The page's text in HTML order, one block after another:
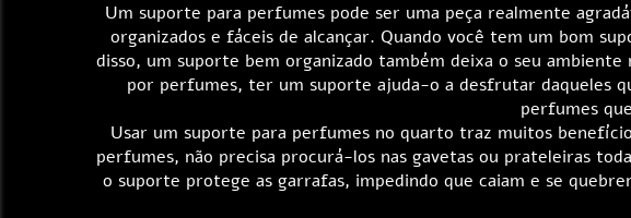
Um suporte para perfumes pode ser uma peça realmente
organizados e fáceis de alcançar. Quando você tem um bom
disso, um suporte bem organizado também deixa o seu
por perfumes, ter um suporte ajuda-o a desfrutar daqueles
perfumes
Usar um suporte para perfumes no quarto traz muitos
perfumes, não precisa procurá-los nas gavetas ou prateleiras
o suporte protege as garrafas, impedindo que caiam e se